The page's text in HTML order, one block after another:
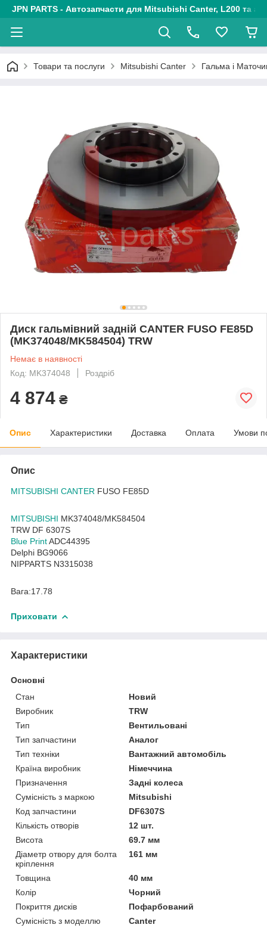
JPN PARTS - Автозапчасти для Mitsubishi Canter, L200 та
Товари та послуги Mitsubishi Canter Гальма і
Диск гальмівний задній CANTER FUSO FE85D
(MK374048/MK584504) TRW
Немає в наявності
Код: MK374048
Роздріб
4 874 ₴
Опис Характеристики Доставка Оплата Умови
Опис
MITSUBISHI CANTER FUSO FE85D
MITSUBISHI MK374048/MK584504
TRW DF 6307S
Blue PrintADC44395
Delphi BG9066
NIPPARTS N3315038
Вага:17.78
Приховати
Характеристики
Основні
Стан
Новий
Виробник
TRW
Тип
Вентильовані
Тип запчастини
Аналог
Тип техніки
Вантажний автомобіль
Країна виробник
Німеччина
Призначення
Задні колеса
Сумісність з маркою
Mitsubishi
Код запчастини
DF6307S
Кількість отворів
12 шт.
Висота
69.7 мм
Діаметр отвору для болта
кріплення
161 мм
Товщина
40 мм
Колір
Чорний
Покриття дисків
Пофарбований
Сумісність з моделлю
Canter